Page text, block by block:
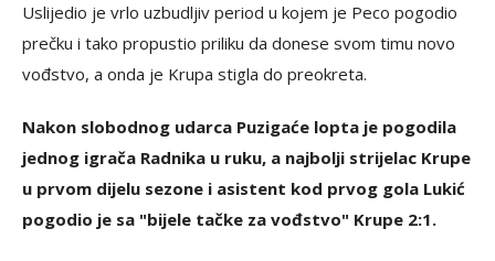
Uslijedio je vrlo uzbudljiv period u kojem je Peco pogodio
prečku i tako propustio priliku da donese svom timu novo
vođstvo, a onda je Krupa stigla do preokreta.
Nakon slobodnog udarca Puzigaće lopta je pogodila
jednog igrača Radnika u ruku, a najbolji strijelac Krupe
u prvom dijelu sezone i asistent kod prvog gola Lukić
pogodio je sa "bijele tačke za vođstvo" Krupe 2:1.